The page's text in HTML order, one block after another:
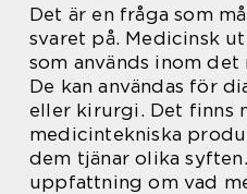
Det är en fråga som
svaret på. Medicinsk
som används inom
De kan användas för
eller kirurgi. Det finns
medicintekniska
dem tjänar olika
uppfattning om vad